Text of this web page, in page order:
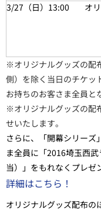
3/27（日） 13:00 オ
※オリジナルグッズの配
側）を除く当日のチケッ
お持ちのお客さま全員と
※オリジナルグッズの配
せいたします。
さらに、「開幕シリーズ
ま全員に「2016埼玉西
当）」をもれなくプレゼ
詳細はこちら！
オリジナルグッズ配布の